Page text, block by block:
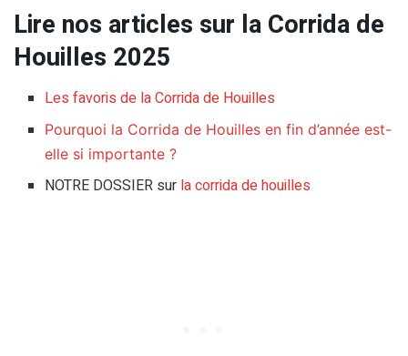
Lire nos articles sur la Corrida de
Houilles 2025
Les favoris de la Corrida de Houilles
Pourquoi la Corrida de Houilles en fin d’année est-
elle si importante ?
NOTRE DOSSIER sur la corrida de houilles